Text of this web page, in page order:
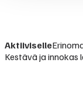
Aktiiviselle
Kestävä ja innokas